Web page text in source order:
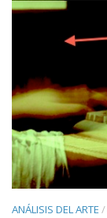
ANÁLISIS DEL ARTE /